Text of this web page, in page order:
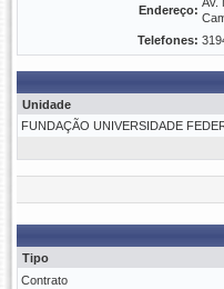
Endereço:
Telefones:
Unidade
FUNDAÇÃO UNIVERSIDADE
Tipo
Contrato